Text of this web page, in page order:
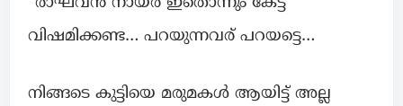
വിഷമിക്കണ്ട… പറയുന്നവര് പറയട്ടെ…
നിങ്ങടെ കുട്ടിയെ മരുമകള്‍ ആയിട്ട് അല്ല